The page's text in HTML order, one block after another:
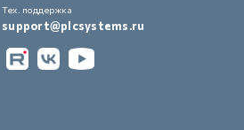
Тех. поддержка
support@plcsystems.ru